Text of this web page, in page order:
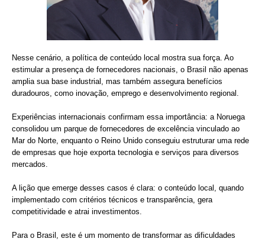
Nesse cenário, a política de conteúdo local mostra sua força. Ao
estimular a presença de fornecedores nacionais, o Brasil não apenas
amplia sua base industrial, mas também assegura benefícios
duradouros, como inovação, emprego e desenvolvimento regional.
Experiências internacionais confirmam essa importância: a Noruega
consolidou um parque de fornecedores de excelência vinculado ao
Mar do Norte, enquanto o Reino Unido conseguiu estruturar uma rede
de empresas que hoje exporta tecnologia e serviços para diversos
mercados.
A lição que emerge desses casos é clara: o conteúdo local, quando
implementado com critérios técnicos e transparência, gera
competitividade e atrai investimentos.
Para o Brasil, este é um momento de transformar as dificuldades